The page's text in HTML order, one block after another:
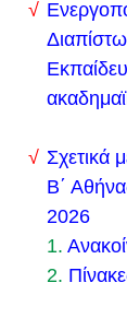
2023
Σχετικά
Β΄
2026
1.
2.